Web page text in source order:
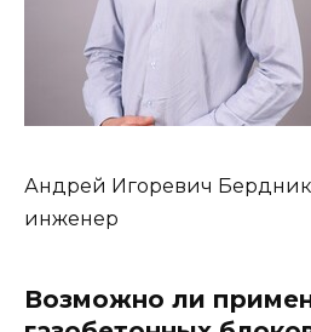
Андрей Игоревич
инженер
Возможно ли